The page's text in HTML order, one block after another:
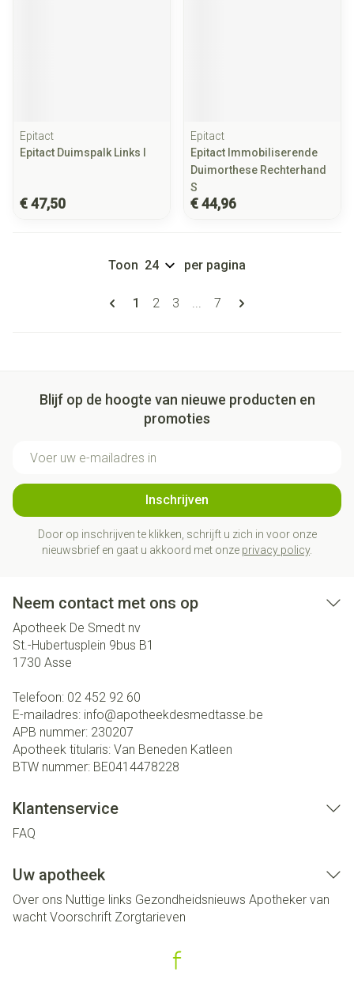
Epitact
Epitact Duimspalk Links l
€ 47,50
Epitact
Epitact Immobiliserende
Duimorthese Rechterhand
S
€ 44,96
Pagina's
U lees momenteel pagina
1 Pagina
2 Pagina
3 ... Pagina
7
Toon per pagina
Blijf op de hoogte van nieuwe producten en
promoties
Inschrijven
Door op inschrijven te klikken, schrijft u zich in voor onze
nieuwsbrief en gaat u akkoord met onze privacy policy.
Neem contact met ons op
Apotheek De Smedt nv
St.-Hubertusplein 9bus B1
1730 Asse
Telefoon: 02 452 92 60
E-mailadres: info@apotheekdesmedtasse.be
APB nummer: 230207
Apotheek titularis: Van Beneden Katleen
BTW nummer: BE0414478228
Klantenservice
FAQ
Uw apotheek
Over ons Nuttige links Gezondheidsnieuws Apotheker van
wacht Voorschrift Zorgtarieven